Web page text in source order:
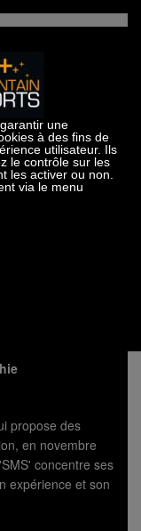
propose des
en novembre
concentre ses
expérience et son